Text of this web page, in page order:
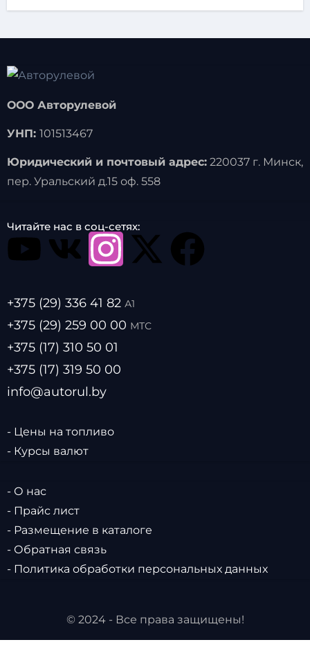
ООО Авторулевой
УНП: 101513467
Юридический и почтовый адрес:220037 г. Минск,
пер. Уральский д.15 оф. 558
Читайте нас в соц-сетях:
+375 (29) 336 41 82 А1
+375 (29) 259 00 00 МТС
+375 (17) 310 50 01
+375 (17) 319 50 00
info@autorul.by
- Цены на топливо
- Курсы валют
- О нас
- Прайс лист
- Размещение в каталоге
- Обратная связь
- Политика обработки персональных данных
© 2024 - Все права защищены!